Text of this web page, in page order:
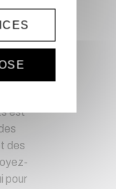
devis
est
des
pour